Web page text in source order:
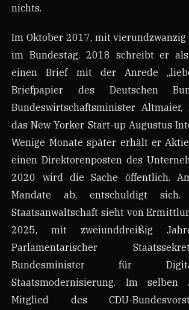
nichts.
Im Oktober 2017, mit
im Bundestag. 2018 schreibt er
einen Brief mit der Anrede
Briefpapier des Deutschen
Bundeswirtschaftsminister
das New Yorker Start-up Augustus
Wenige Monate später erhält er
einen Direktorenposten des
2020 wird die Sache öffentlich.
Mandate ab, entschuldigt
Staatsanwaltschaft sieht von
2025, mit zweiunddreißig
Parlamentarischer
Bundesminister für
Staatsmodernisierung. Im
Mitglied des CDU-